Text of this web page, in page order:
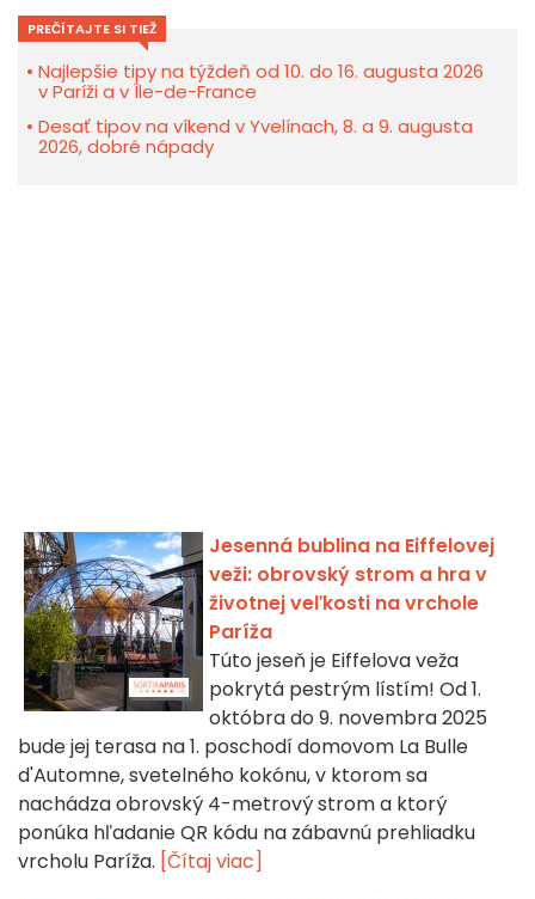
PREČÍTAJTE SI TIEŽ
Najlepšie tipy na týždeň od 10. do 16. augusta 2026
v Paríži a v Île-de-France
Desať tipov na víkend v Yvelínach, 8. a 9. augusta
2026, dobré nápady
Jesenná bublina na Eiffelovej
veži: obrovský strom a hra v
životnej veľkosti na vrchole
Paríža
Túto jeseň je Eiffelova veža
pokrytá pestrým lístím! Od 1.
októbra do 9. novembra 2025
bude jej terasa na 1. poschodí domovom La Bulle
d'Automne, svetelného kokónu, v ktorom sa
nachádza obrovský 4-metrový strom a ktorý
ponúka hľadanie QR kódu na zábavnú prehliadku
vrcholu Paríža. [Čítaj viac]